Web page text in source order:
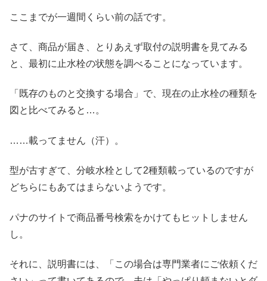
ここまでが一週間くらい前の話です。
さて、商品が届き、とりあえず取付の説明書を見てみる
と、最初に止水栓の状態を調べることになっています。
「既存のものと交換する場合」で、現在の止水栓の種類を
図と比べてみると…。
……載ってません（汗）。
型が古すぎて、分岐水栓として2種類載っているのですが
どちらにもあてはまらないようです。
パナのサイトで商品番号検索をかけてもヒットしません
し。
それに、説明書には、「この場合は専門業者にご依頼くだ